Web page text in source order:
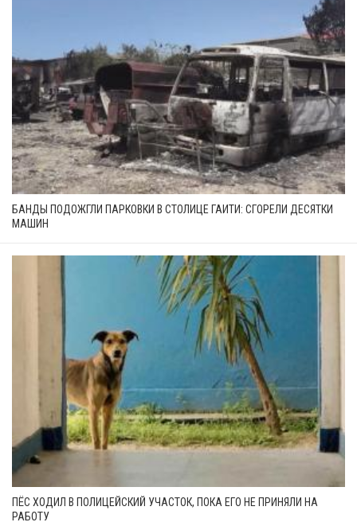
БАНДЫ ПОДОЖГЛИ ПАРКОВКИ В СТОЛИЦЕ ГАИТИ: СГОРЕЛИ ДЕСЯТКИ
МАШИН
ПЁС ХОДИЛ В ПОЛИЦЕЙСКИЙ УЧАСТОК, ПОКА ЕГО НЕ ПРИНЯЛИ НА
РАБОТУ